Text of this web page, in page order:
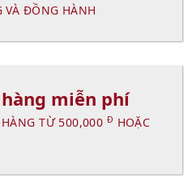
ĐỒNG HÀNH
miễn phí
TỪ 500,000 Đ HOẶC